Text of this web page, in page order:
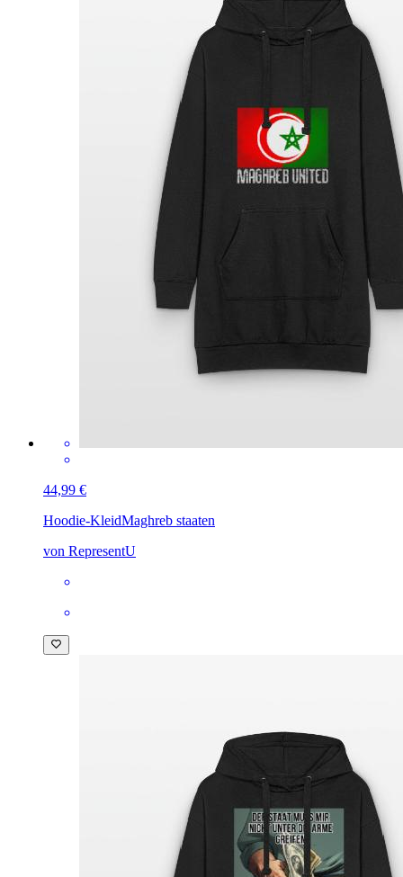
44,99 €
Hoodie-KleidMaghreb staaten
von RepresentU